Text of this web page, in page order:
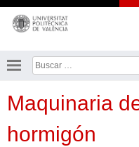
Saltar
contenido
Buscar:
Maquinaria
hormigón